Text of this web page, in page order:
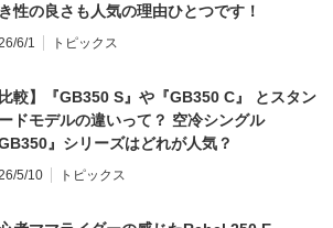
性の良さも人気の理由ひとつです！
6/1 トピックス
比較】『GB350 S』や『GB350 C』 とスタン
ドモデルの違いって？ 空冷シングル
GB350』シリーズはどれが人気？
5/10 トピックス